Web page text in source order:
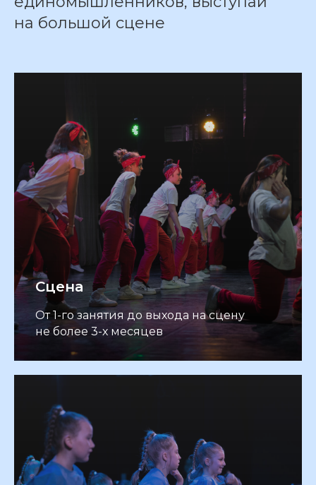
на большой сцене
Сцена
От 1-го занятия до выхода на сцену
не более 3-х месяцев